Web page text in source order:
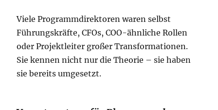
Viele Programmdirektoren waren selbst
Führungskräfte, CFOs, COO-ähnliche Rollen
oder Projektleiter großer Transformationen.
Sie kennen nicht nur die Theorie – sie haben
sie bereits umgesetzt.